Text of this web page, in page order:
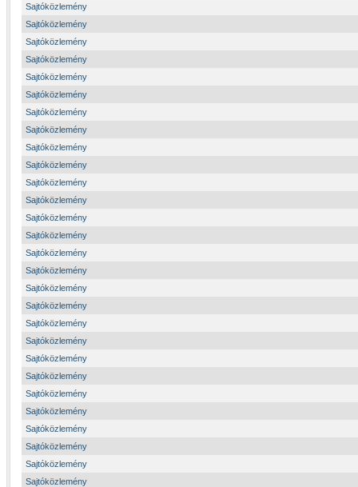
Sajtóközlemény
Sajtóközlemény
Sajtóközlemény
Sajtóközlemény
Sajtóközlemény
Sajtóközlemény
Sajtóközlemény
Sajtóközlemény
Sajtóközlemény
Sajtóközlemény
Sajtóközlemény
Sajtóközlemény
Sajtóközlemény
Sajtóközlemény
Sajtóközlemény
Sajtóközlemény
Sajtóközlemény
Sajtóközlemény
Sajtóközlemény
Sajtóközlemény
Sajtóközlemény
Sajtóközlemény
Sajtóközlemény
Sajtóközlemény
Sajtóközlemény
Sajtóközlemény
Sajtóközlemény
Sajtóközlemény